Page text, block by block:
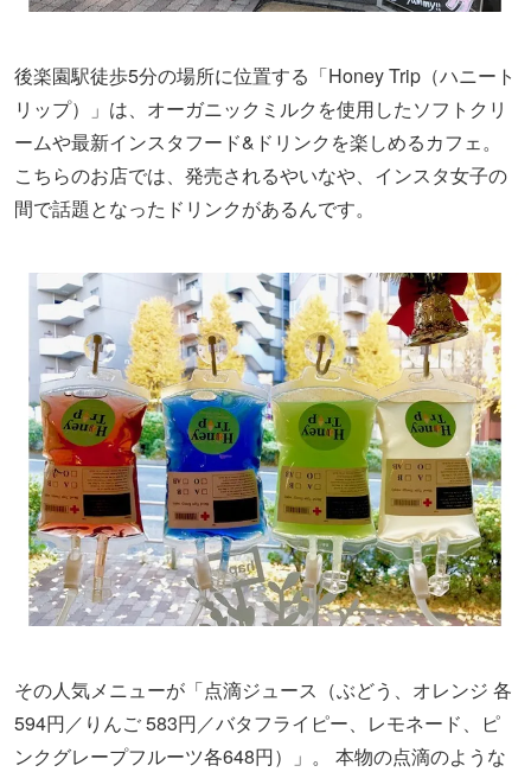
後楽園駅徒歩5分の場所に位置する「Honey Trip（ハニート
リップ）」は、オーガニックミルクを使用したソフトクリ
ームや最新インスタフード&ドリンクを楽しめるカフェ。
こちらのお店では、発売されるやいなや、インスタ女子の
間で話題となったドリンクがあるんです。
その人気メニューが「点滴ジュース（ぶどう、オレンジ 各
594円／りんご 583円／バタフライピー、レモネード、ピ
ンクグレープフルーツ各648円）」。 本物の点滴のような